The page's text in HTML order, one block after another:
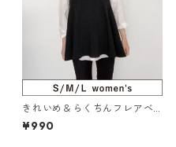
きれいめ＆らくちんフレアベ
スト SML（121-073-5）
¥990